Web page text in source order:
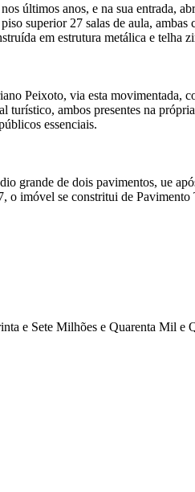
últimos anos, e na sua entrada,
superior 27 salas de aula,
em estrutura metálica e telha
Peixoto, via esta movimentada,
turístico, ambos presentes na
essenciais.
grande de dois pavimentos, ue
o imóvel se constritui de
e Sete Milhões e Quarenta Mil e